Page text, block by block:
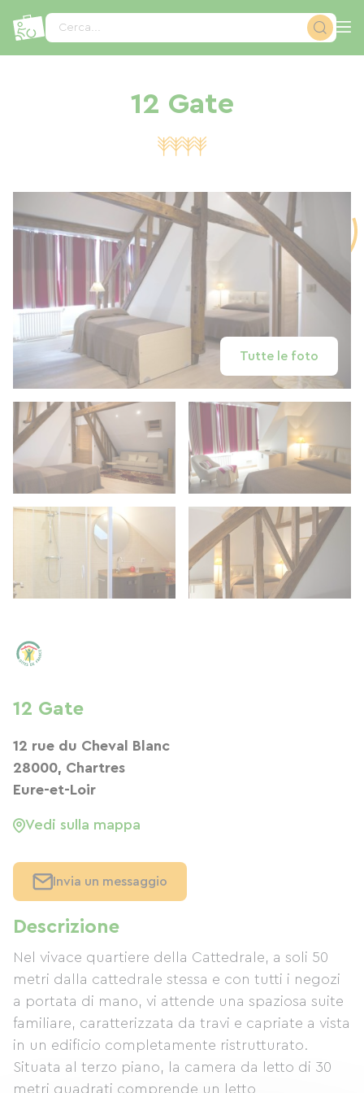
Cerca...
12 Gate
Tutte le foto
Descrizione
Nel vivace quartiere della Cattedrale, a soli 50
metri dalla cattedrale stessa e con tutti i negozi
a portata di mano, vi attende una spaziosa suite
familiare, caratterizzata da travi e capriate a vista
in un edificio completamente ristrutturato.
Situata al terzo piano, la camera da letto di 30
metri quadrati comprende un letto
12 Gate
12 rue du Cheval Blanc
28000, Chartres
Eure-et-Loir
Vedi sulla mappa
Invia un messaggio
Pannello di gestione dei cookies